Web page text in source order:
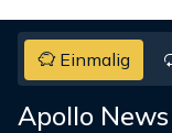
Einmalig
Apollo